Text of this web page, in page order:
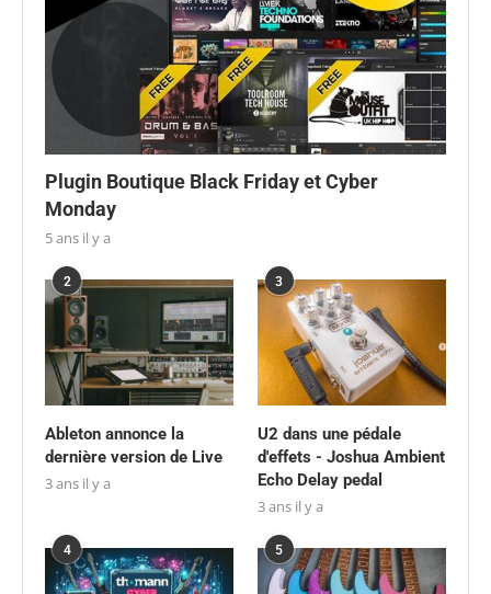
Plugin Boutique Black Friday et Cyber
Monday
5 ans il y a
2
Ableton annonce la
dernière version de Live
3 ans il y a
3
U2 dans une pédale
d'effets - Joshua Ambient
Echo Delay pedal
3 ans il y a
4 5